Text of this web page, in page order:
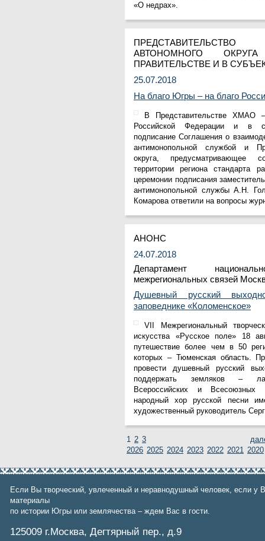
«О недрах».
ПРЕДСТАВИТЕЛЬСТВО
АВТОНОМНОГО
ПРАВИТЕЛЬСТВЕ И В
25.07.2018
На благо Югры – на благо
В Представительстве ХМАО
Российской Федерации и в
подписание Соглашения о
антимонопольной службой и
округа, предусматривающее
территории региона стандарта
церемонии подписания
антимонопольной службы А.Н.
Комарова ответили на вопросы
АНОНС
24.07.2018
Департамент
межрегиональных связей
Душевный русский
заповеднике «Коломенское»
VII Межрегиональный
искусства «Русское поле» 18
путешествие более чем в 50
которых – Тюменская область.
провести душевный русский
поддержать земляков –
Всероссийских и Всесоюзных
народный хор русской песни
художественный руководитель
1 2 3
2026 2025 2024 2023 2022 2021 2020
Если Вы творческий, увлеченный и неравнодушный человек, если у
материалы
по истории Югры или землячества – ждем Вас в гости.
125009 г.Москва, Дегтярный пер., д.9